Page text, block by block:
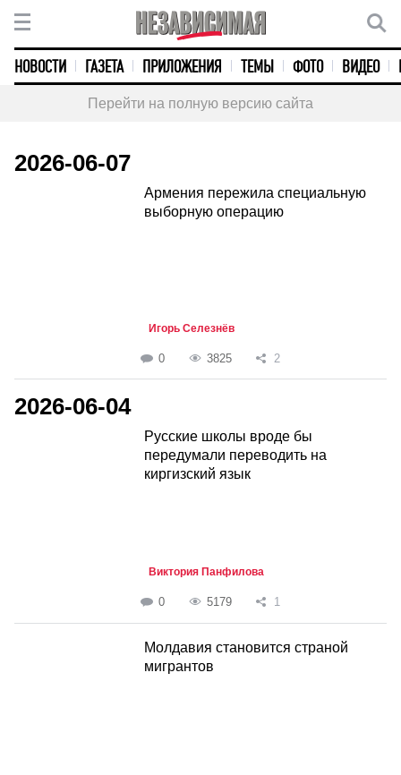
НОВОСТИ ГАЗЕТА ПРИЛОЖЕНИЯ ТЕМЫ ФОТО ВИДЕО
Перейти на полную версию сайта
2026-06-07
Армения пережила специальную
выборную операцию
Игорь Селезнёв
0 3825 2
2026-06-04
Русские школы вроде бы
передумали переводить на
киргизский язык
Виктория Панфилова
0 5179 1
Молдавия становится страной
мигрантов